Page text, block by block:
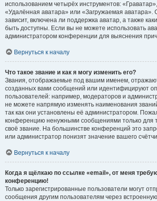
использованием четырёх инструментов:
«Удалённая аватара» или «Загружаемая аватара».
зависит, включена ли поддержка аватар, а также
быть доступны. Если вы не можете использовать
администратором конференции для выяснения
Вернуться к началу
Что такое звание и как я могу изменить его?
Звания, отображаемые под вашим именем,
созданных вами сообщений или идентифицируют
пользователей: например, модераторов и
не можете напрямую изменять наименования
так как они установлены её администратором.
конференцию ненужными сообщениями только для
своё звание. На большинстве конференций это
или администратор понизят значение вашего
Вернуться к началу
Когда я щёлкаю по ссылке «email», от меня
конференцию!
Только зарегистрированные пользователи могут
сообщения другим пользователям через